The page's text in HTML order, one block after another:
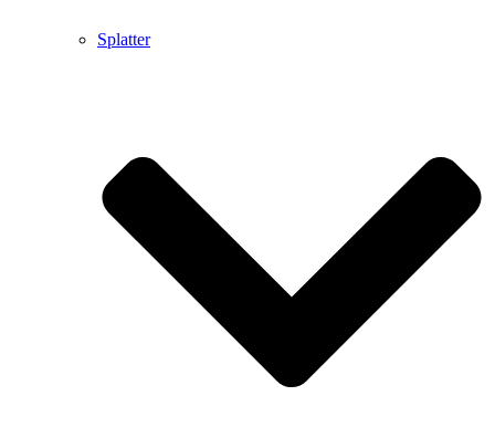
Splatter